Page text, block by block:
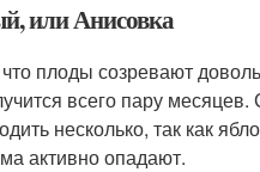
или Анисовка
плоды созревают
всего пару месяцев.
несколько, так как
активно опадают.